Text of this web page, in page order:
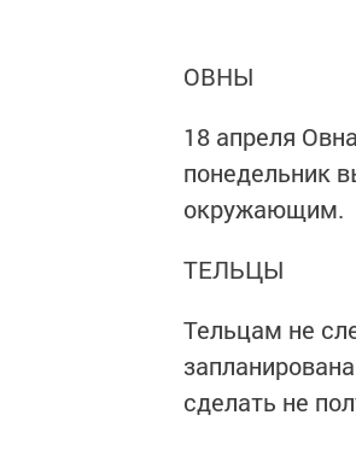
ОВНЫ
18 апреля
понедельник
окружающим.
ТЕЛЬЦЫ
Тельцам не
сделать не